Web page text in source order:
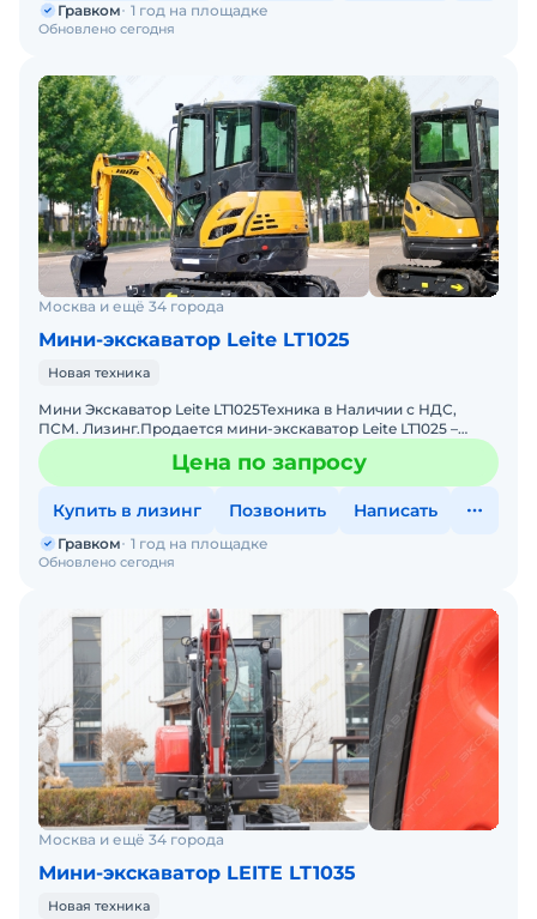
Обновлено сегодня
Гравком 1 год на площадке
Москва и ещё 34 города
Мини-экскаватор Leite LT1025
Новая техника
Мини Экскаватор Leite LT1025Техника в Наличии с НДС,
ПСМ. Лизинг.Пpoдaется мини-экскaвaтop Leite LT1025 –
идеально подходит для :ландшафтных работ, коммун
Цена по запросу
Купить в лизинг Позвонить Написать
Обновлено сегодня
Гравком 1 год на площадке
Москва и ещё 34 города
Мини-экскаватор LEITE LT1035
Новая техника